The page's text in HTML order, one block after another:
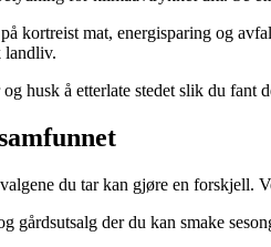
kortreist mat, energisparing og
landliv.
husk å etterlate stedet slik du
du tar kan gjøre en forskjell.
gårdsutsalg der du kan smake